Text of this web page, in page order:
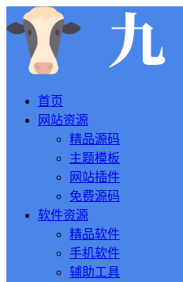
首页
网站资源
精品源码
主题模板
网站插件
免费源码
软件资源
精品软件
手机软件
辅助工具